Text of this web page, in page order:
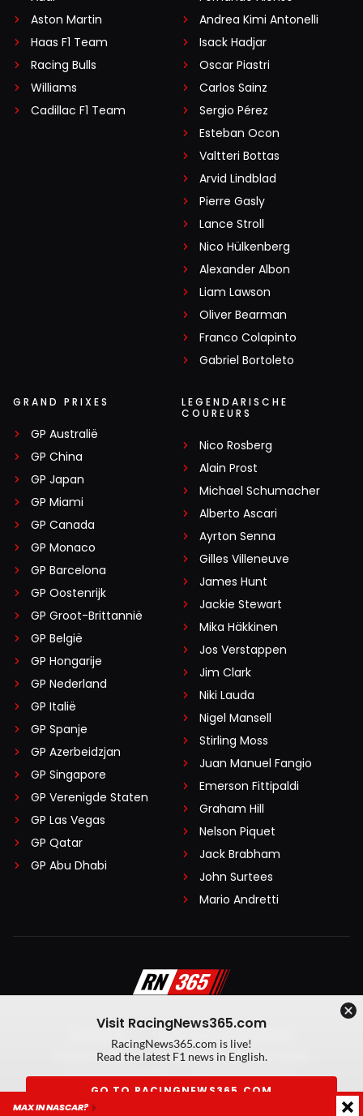
Aston Martin
Haas F1 Team
Racing Bulls
Williams
Cadillac F1 Team
Andrea Kimi Antonelli
Isack Hadjar
Oscar Piastri
Carlos Sainz
Sergio Pérez
Esteban Ocon
Valtteri Bottas
Arvid Lindblad
Pierre Gasly
Lance Stroll
Nico Hülkenberg
Alexander Albon
Liam Lawson
Oliver Bearman
Franco Colapinto
Gabriel Bortoleto
GRAND PRIXES
GP Australië
GP China
GP Japan
GP Miami
GP Canada
GP Monaco
GP Barcelona
GP Oostenrijk
GP Groot-Brittannië
GP België
GP Hongarije
GP Nederland
GP Italië
GP Spanje
GP Azerbeidzjan
GP Singapore
GP Verenigde Staten
GP Las Vegas
GP Qatar
GP Abu Dhabi
LEGENDARISCHE
COUREURS
Nico Rosberg
Alain Prost
Michael Schumacher
Alberto Ascari
Ayrton Senna
Gilles Villeneuve
James Hunt
Jackie Stewart
Mika Häkkinen
Jos Verstappen
Jim Clark
Niki Lauda
Nigel Mansell
Stirling Moss
Juan Manuel Fangio
Emerson Fittipaldi
Graham Hill
Nelson Piquet
Jack Brabham
John Surtees
Mario Andretti
Algemene voorwaarden
Privacy Policy
Created by On Your Marks
Privacy manager
Kansspeluitingen
Visit RacingNews365.com
RacingNews365.com is live!
Read the latest F1 news in English.
GO TO RACINGNEWS365.COM
MAX IN NASCAR?